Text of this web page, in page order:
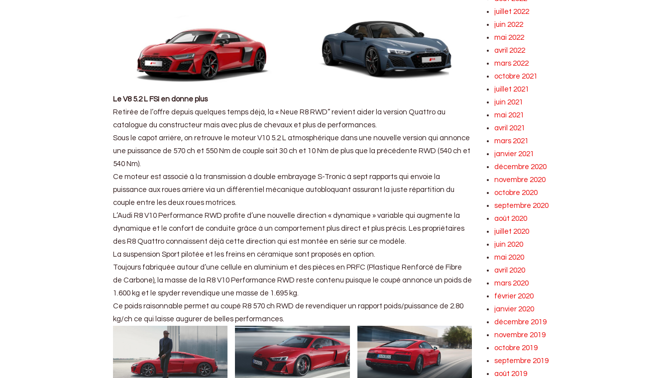
Le V8 5.2 L FSI en donne plus
Retirée de l’offre depuis quelques temps déjà, la « Neue R8 RWD” revient aider la version Quattro au
catalogue du constructeur mais avec plus de chevaux et plus de performances.
Sous le capot arrière, on retrouve le moteur V10 5.2 L atmosphérique dans une nouvelle version qui annonce
une puissance de 570 ch et 550 Nm de couple soit 30 ch et 10 Nm de plus que la précédente RWD (540 ch et
540 Nm).
Ce moteur est associé à la transmission à double embrayage S-Tronic à sept rapports qui envoie la
puissance aux roues arrière via un différentiel mécanique autobloquant assurant la juste répartition du
couple entre les deux roues motrices.
L’Audi R8 V10 Performance RWD profite d’une nouvelle direction « dynamique » variable qui augmente la
dynamique et le confort de conduite grâce à un comportement plus direct et plus précis. Les propriétaires
des R8 Quattro connaissent déjà cette direction qui est montée en série sur ce modèle.
La suspension Sport pilotée et les freins en céramique sont proposés en option.
Toujours fabriquée autour d’une cellule en aluminium et des pièces en PRFC (Plastique Renforcé de Fibre
de Carbone), la masse de la R8 V10 Performance RWD reste contenu puisque le coupé annonce un poids de
1.600 kg et le spyder revendique une masse de 1.695 kg.
Ce poids raisonnable permet au coupé R8 570 ch RWD de revendiquer un rapport poids/puissance de 2.80
kg/ch ce qui laisse augurer de belles performances.
juillet 2022
juin 2022
mai 2022
avril 2022
mars 2022
octobre 2021
juillet 2021
juin 2021
mai 2021
avril 2021
mars 2021
janvier 2021
décembre 2020
novembre 2020
octobre 2020
septembre 2020
août 2020
juillet 2020
juin 2020
mai 2020
avril 2020
mars 2020
février 2020
janvier 2020
décembre 2019
novembre 2019
octobre 2019
septembre 2019
août 2019